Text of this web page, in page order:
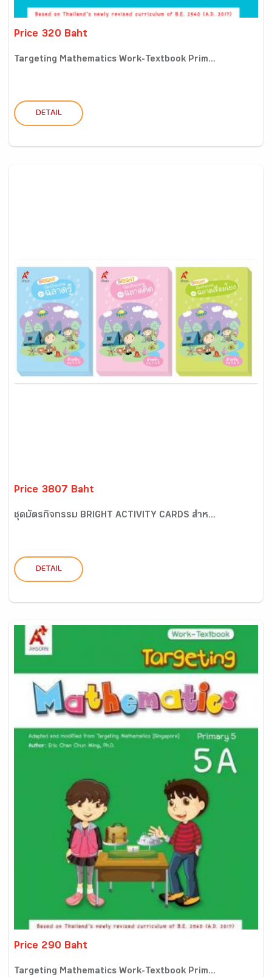
Price 320 Baht
Targeting Mathematics Work-Textbook Prim...
DETAIL
Price 3807 Baht
ชุดบัตรกิจกรรม BRIGHT ACTIVITY CARDS สำห...
DETAIL
Price 290 Baht
Targeting Mathematics Work-Textbook Prim...